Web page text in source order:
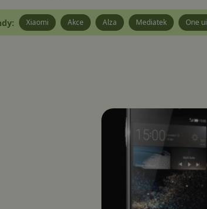
Xiaomi Akce Alza Mediatek One ui